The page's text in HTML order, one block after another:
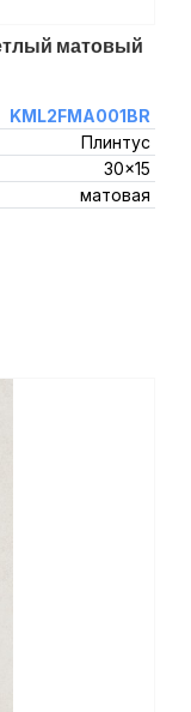
матовый
KML2FMA001BR
Плинтус
30x15
матовая